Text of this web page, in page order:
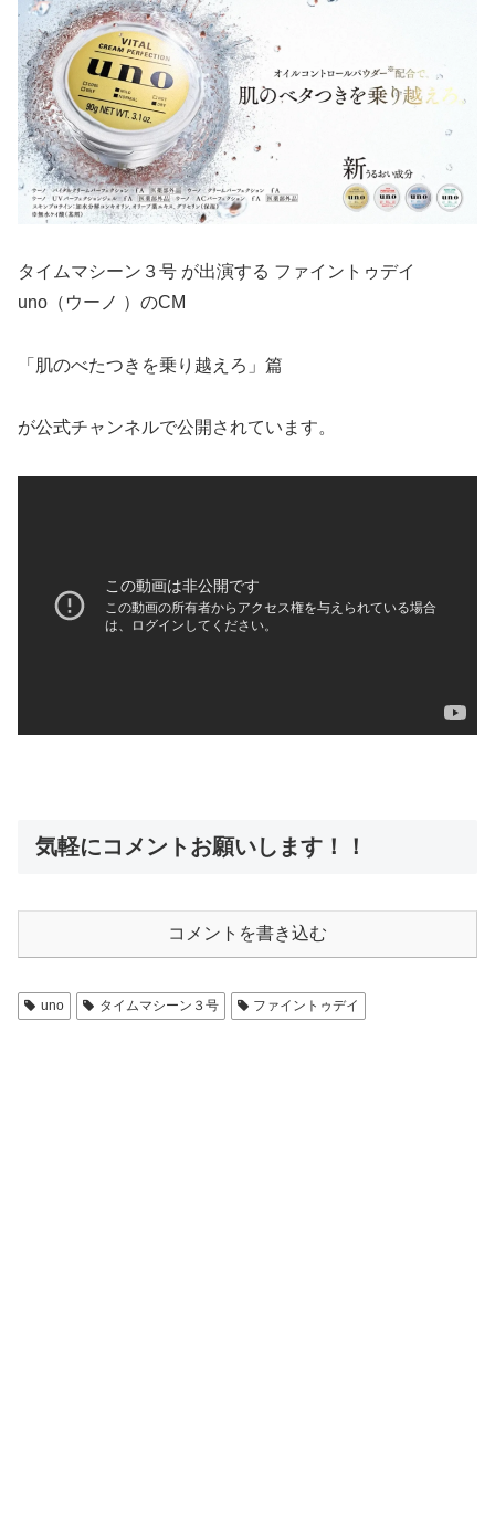
タイムマシーン３号 が出演する ファイントゥデイ
uno（ウーノ ）のCM
「肌のべたつきを乗り越えろ」篇
が公式チャンネルで公開されています。
気軽にコメントお願いします！！
コメントを書き込む
uno タイムマシーン３号 ファイントゥデイ